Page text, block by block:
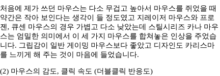
처음에 제가 쓰던 마우스는 다소 무겁고 높아서 마우스를 쥐었을 때
약간은 작아 보인다는 생각이 들 정도였고 지레이저 마우스와 프로
젠, 큐센 마우스의 경우 가볍고 다소 낮았는데 스틸시리즈 카나 마우
스는 엄밀한 의미에서 이 세 가지 마우스를 합쳐놓은 인상을 주었습
니다. 그립감이 일반 게이밍 마우스보다 좋았고 디자인도 카리스마
를 느끼게 해 주는 것이 마음에 들었습니다.
(2) 마우스의 감도, 클릭 속도 (더블클릭 반응도)